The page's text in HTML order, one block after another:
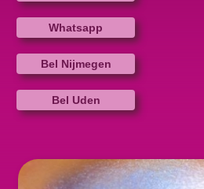
Whatsapp
Bel Nijmegen
Bel Uden